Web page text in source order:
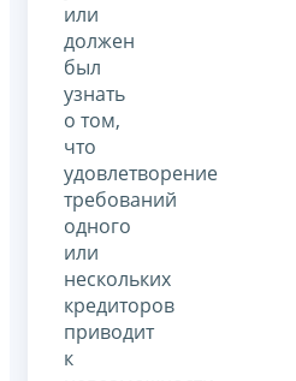
или
должен
был
узнать
о том,
что
удовлетворение
требований
одного
или
нескольких
кредиторов
приводит
к